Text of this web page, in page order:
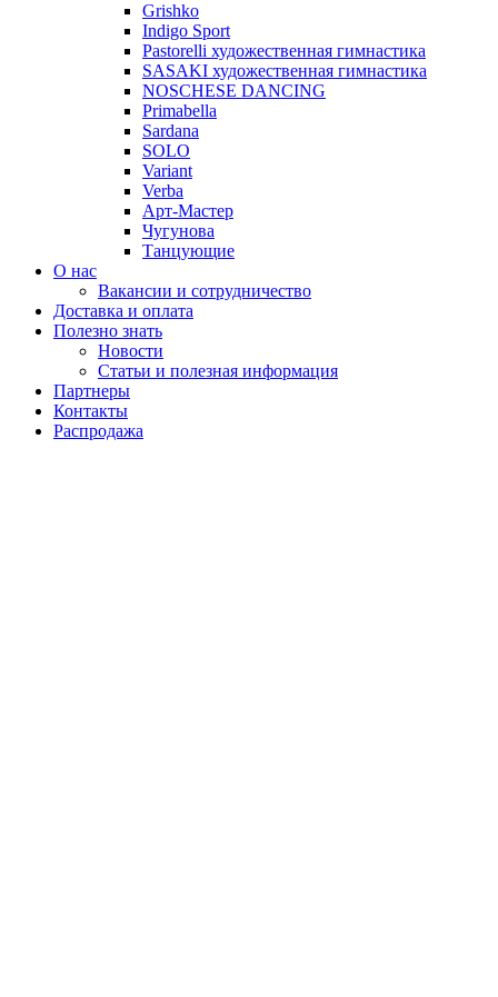
Grishko
Indigo Sport
Pastorelli художественная гимнастика
SASAKI художественная гимнастика
NOSCHESE DANCING
Primabella
Sardana
SOLO
Variant
Verba
Арт-Мастер
Чугунова
Танцующие
О нас
Вакансии и сотрудничество
Доставка и оплата
Полезно знать
Новости
Статьи и полезная информация
Партнеры
Контакты
Распродажа